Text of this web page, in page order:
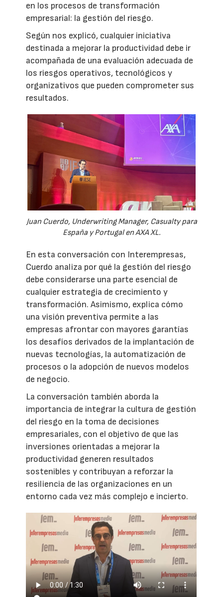
en los procesos de transformación
empresarial: la gestión del riesgo.
Según nos explicó, cualquier iniciativa
destinada a mejorar la productividad debe ir
acompañada de una evaluación adecuada de
los riesgos operativos, tecnológicos y
organizativos que pueden comprometer sus
resultados.
Juan Cuerdo, Underwriting Manager, Casualty para
España y Portugal en AXA XL.
En esta conversación con Interempresas,
Cuerdo analiza por qué la gestión del riesgo
debe considerarse una parte esencial de
cualquier estrategia de crecimiento y
transformación. Asimismo, explica cómo
una visión preventiva permite a las
empresas afrontar con mayores garantías
los desafíos derivados de la implantación de
nuevas tecnologías, la automatización de
procesos o la adopción de nuevos modelos
de negocio.
La conversación también aborda la
importancia de integrar la cultura de gestión
del riesgo en la toma de decisiones
empresariales, con el objetivo de que las
inversiones orientadas a mejorar la
productividad generen resultados
sostenibles y contribuyan a reforzar la
resiliencia de las organizaciones en un
entorno cada vez más complejo e incierto.